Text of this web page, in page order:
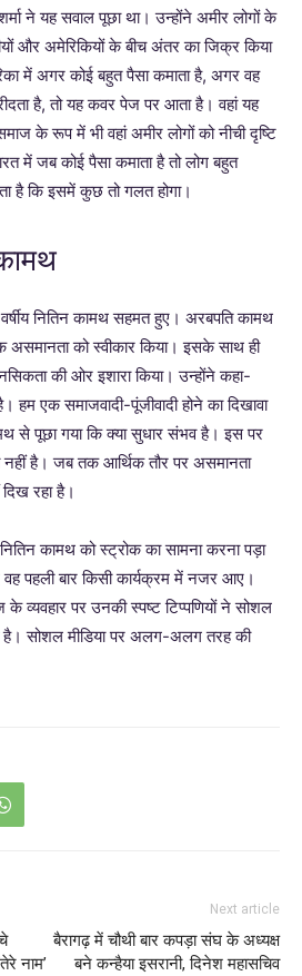
ने यह सवाल पूछा था। उन्होंने अमीर लोगों के
और अमेरिकियों के बीच अंतर का जिक्र किया
में अगर कोई बहुत पैसा कमाता है, अगर वह
है, तो यह कवर पेज पर आता है। वहां यह
के रूप में भी वहां अमीर लोगों को नीची दृष्टि
में जब कोई पैसा कमाता है तो लोग बहुत
है कि इसमें कुछ तो गलत होगा।
नितिन कामथ सहमत हुए। अरबपति कामथ
असमानता को स्वीकार किया। इसके साथ ही
की ओर इशारा किया। उन्होंने कहा-
हम एक समाजवादी-पूंजीवादी होने का दिखावा
से पूछा गया कि क्या सुधार संभव है। इस पर
नहीं है। जब तक आर्थिक तौर पर असमानता
रहा है।
कामथ को स्ट्रोक का सामना करना पड़ा
पहली बार किसी कार्यक्रम में नजर आए।
के व्यवहार पर उनकी स्पष्ट टिप्पणियों ने सोशल
है। सोशल मीडिया पर अलग-अलग तरह की
नाम’
Next article
बैरागढ़ में चौथी बार कपड़ा संघ के अध्यक्ष
बने कन्हैया इसरानी, दिनेश महासचिव